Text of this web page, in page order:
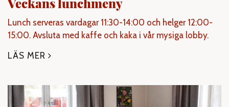
Lunch serveras vardagar 11:30-14:00 och helger 12:00-
15:00. Avsluta med kaffe och kaka i vår mysiga lobby.
LÄS MER